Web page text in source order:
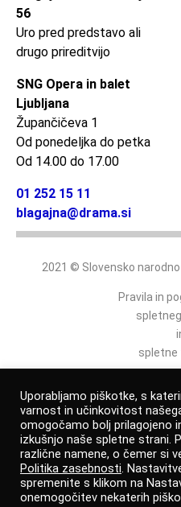
56
Uro pred predstavo ali
drugo prireditvijo
SNG Opera in balet
Ljubljana
Župančičeva 1
Od ponedeljka do petka
Od 14.00 do 17.00
01 252 15 11
blagajna@drama.si
2021 © Slovensko
Pravila in
spletne
Politika
Izjava o
Prijava po zakonu
Uporabljamo piškotke, s
varnost in učinkovitost
omogočamo bolj prilagojeno
izkušnjo naše spletne strani.
različne namene, o čemer si
Politika zasebnosti.
spremenite s klikom na
onemogočitev nekaterih